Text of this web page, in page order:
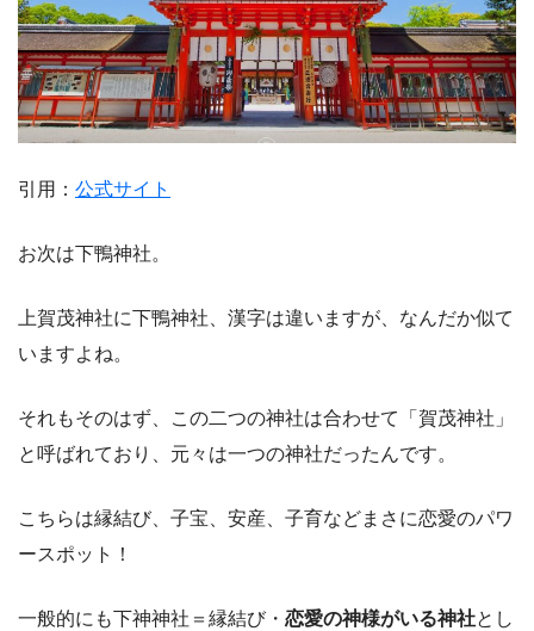
引用： 公式サイト
お次は下鴨神社。
上賀茂神社に下鴨神社、漢字は違いますが、なんだか似て
いますよね。
それもそのはず、この二つの神社は合わせて「賀茂神社」
と呼ばれており、元々は一つの神社だったんです。
こちらは縁結び、子宝、安産、子育などまさに恋愛のパワ
ースポット！
一般的にも下神神社＝縁結び・ 恋愛の神様がいる神社とし